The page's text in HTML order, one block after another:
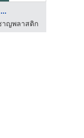
าญพลาสติก